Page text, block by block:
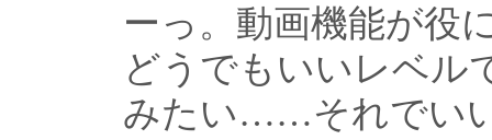
ーっ。動画機能が役
どうでもいいレベル
みたい……それでい